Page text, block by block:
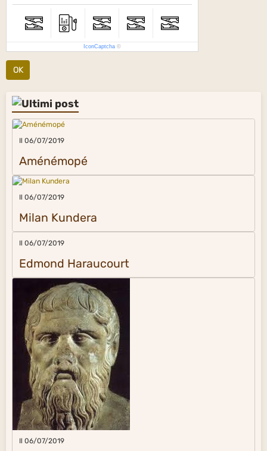
IconCaptcha ©
OK
Il 06/07/2019
Aménémopé
Il 06/07/2019
Milan Kundera
Il 06/07/2019
Edmond Haraucourt
Il 06/07/2019